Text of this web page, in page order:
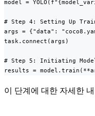
model =
# Step 4: Setting Up
args = {"data":
task.connect(args)
# Step 5: Initiating
results =
이 단계에 대한 자세한